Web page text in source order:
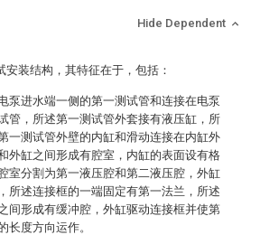
Hide Dependent
安装结构，其特征在于，包括：
泵进水端一侧的第一测试管和连接在电泵
管，所述第一测试管外套接有液压缸，所
一测试管外壁的内缸和滑动连接在内缸外
外缸之间形成有腔室，内缸的表面设有格
室分割为第一液压腔和第二液压腔，外缸
所述连接框的一端固定有第一法兰，所述
间形成有缓冲腔，外缸驱动连接框并使第
长度方向运作。